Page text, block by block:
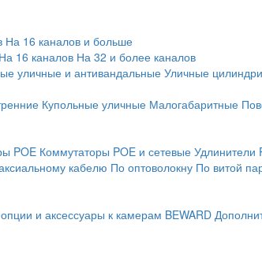
На 16 каналов и больше
На 16 каналов На 32 и более каналов
уличные и антивандальныеУличные
Купольные уличные Малогабаритные
POE Коммутаторы POE и сетевые Удлинители
кабелю По оптоволокну По витой
и аксессуары к камерам BEWARD